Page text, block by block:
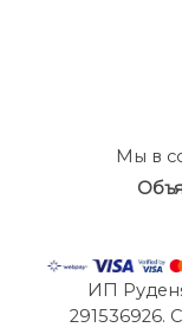
Мы в
ИП
291536926.